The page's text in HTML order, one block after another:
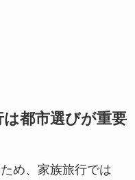
都市選びが重要
め、家族旅行では